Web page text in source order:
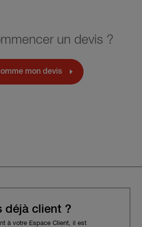
un devis ?
mon devis
déjà client ?
à votre Espace Client, il est